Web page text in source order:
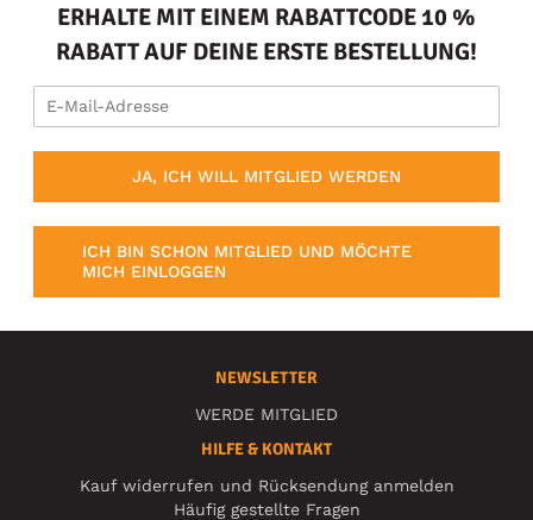
ERHALTE MIT EINEM RABATTCODE 10 %
RABATT AUF DEINE ERSTE BESTELLUNG!
JA, ICH WILL MITGLIED WERDEN
ICH BIN SCHON MITGLIED UND MÖCHTE
MICH EINLOGGEN
NEWSLETTER
WERDE MITGLIED
HILFE & KONTAKT
Kauf widerrufen und Rücksendung anmelden
Häufig gestellte Fragen